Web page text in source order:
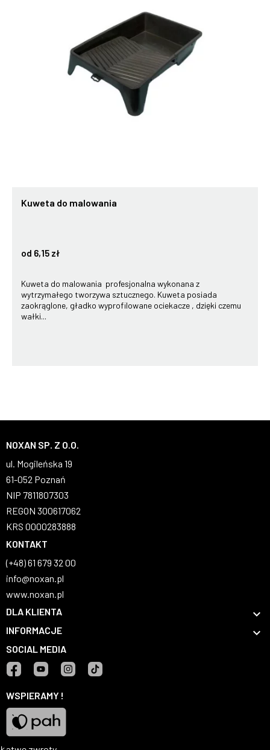
Kuweta do malowania
od 6,15 zł
Kuweta do malowania profesjonalna wykonana z
wytrzymałego tworzywa sztucznego. Kuweta posiada
zaokrąglone, gładko wyprofilowane ociekacze , dzięki czemu
wałki...
NOXAN SP. Z O.O.
ul. Mogileńska 19
61-052 Poznań
NIP 7811807303
REGON 300617062
KRS 0000283888
KONTAKT
(+48) 61 679 32 00
info@noxan.pl
www.noxan.pl
DLA KLIENTA

INFORMACJE 
SOCIAL MEDIA
WSPIERAMY !